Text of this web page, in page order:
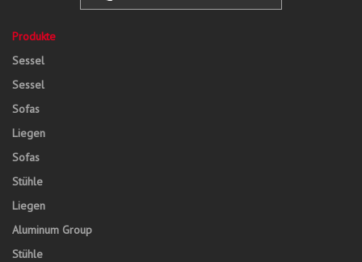
Produkte
Sessel
Sessel
Sofas
Liegen
Sofas
Stühle
Liegen
Aluminum Group
Stühle